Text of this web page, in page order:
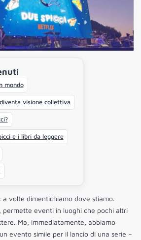
mondo
visione collettiva
e i libri da leggere
a volte dimentichiamo dove stiamo.
permette eventi in luoghi che pochi altri
Ma, immediatamente, abbiamo
evento simile per il lancio di una serie –